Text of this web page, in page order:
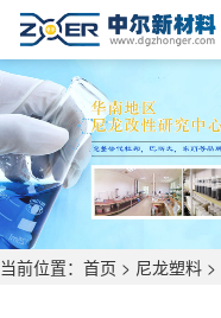
当前位置： 首页 > 尼龙塑料 >